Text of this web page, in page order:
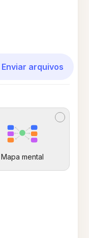
Enviar arquivos
Mapa mental